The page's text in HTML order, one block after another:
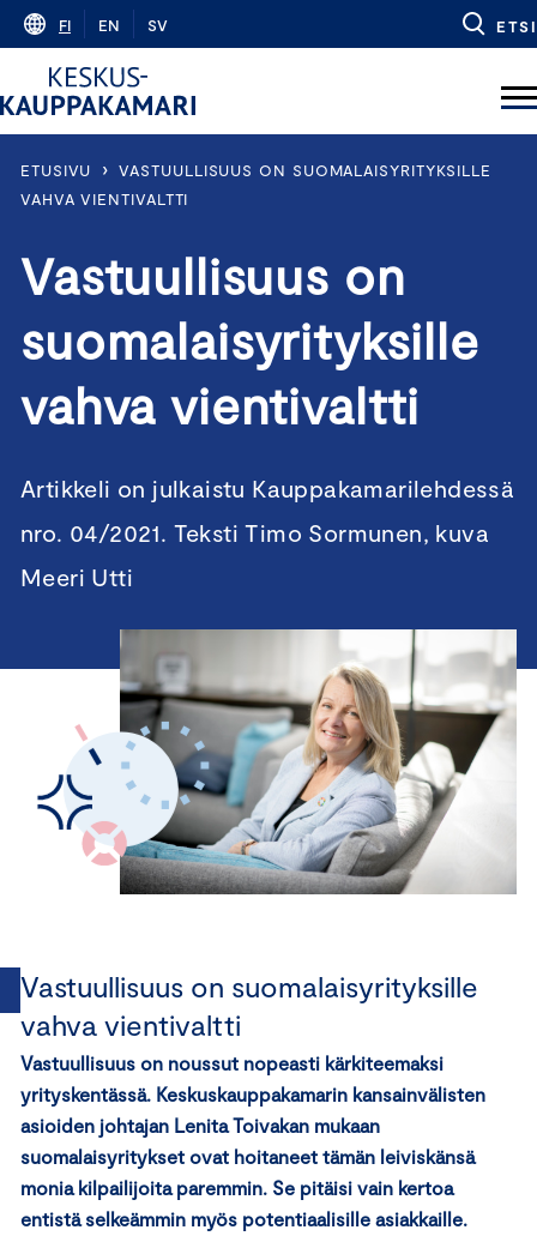
Skip
content
FI EN SV ETSI
ETUSIVU › VASTUULLISUUS ON SUOMALAISYRITYKSILLE
VAHVA VIENTIVALTTI
Vastuullisuus on
suomalaisyrityksille
vahva vientivaltti
Artikkeli on julkaistu Kauppakamarilehdessä
nro. 04/2021. Teksti Timo Sormunen, kuva
Meeri Utti
Vastuullisuus on suomalaisyrityksille
vahva vientivaltti
Vastuullisuus on noussut nopeasti kärkiteemaksi
yrityskentässä. Keskuskauppakamarin kansainvälisten
asioiden johtajan Lenita Toivakan mukaan
suomalaisyritykset ovat hoitaneet tämän leiviskänsä
monia kilpailijoita paremmin. Se pitäisi vain kertoa
entistä selkeämmin myös potentiaalisille asiakkaille.